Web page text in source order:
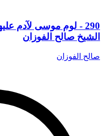
290 - لوم موسى لآدم
الشيخ صالح الفوزان
صالح الفوزان